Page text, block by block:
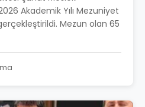
Akademik Yılı Mezuniyet
Mezun olan 65